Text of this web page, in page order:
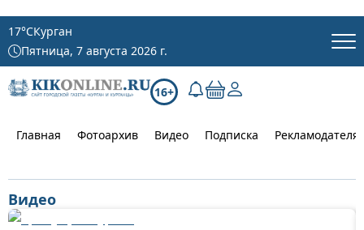
17°CКурган
Пятница, 7 августа 2026 г.
16+
Главная Фотоархив Видео Подписка
Видео